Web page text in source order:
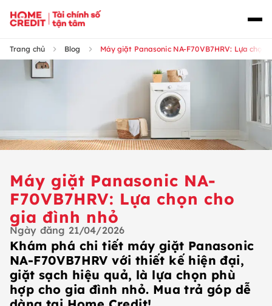
Trang chủ Blog Máy giặt Panasonic NA-F70VB7HRV: Lựa chọn
Máy giặt Panasonic NA-
F70VB7HRV: Lựa chọn cho
gia đình nhỏ
Ngày đăng 21/04/2026
Khám phá chi tiết máy giặt Panasonic
NA-F70VB7HRV với thiết kế hiện đại,
giặt sạch hiệu quả, là lựa chọn phù
hợp cho gia đình nhỏ. Mua trả góp dễ